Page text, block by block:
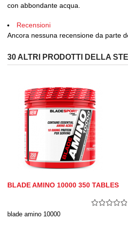
con abbondante acqua.
Recensioni
Ancora nessuna recensione da parte
30 ALTRI PRODOTTI DELLA
BLADE AMINO 10000 350 TABLES
blade amino 10000